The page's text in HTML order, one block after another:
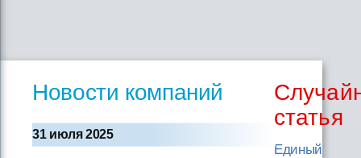
Новости компаний
31 июля 2025
статья
Единый